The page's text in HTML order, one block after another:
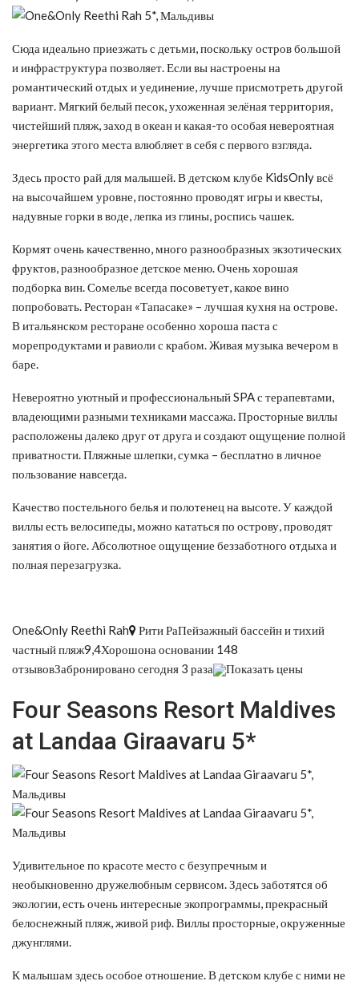
Сюда идеально приезжать с детьми, поскольку остров большой
и инфраструктура позволяет. Если вы настроены на
романтический отдых и уединение, лучше присмотреть другой
вариант. Мягкий белый песок, ухоженная зелёная территория,
чистейший пляж, заход в океан и какая-то особая невероятная
энергетика этого места влюбляет в себя с первого взгляда.
Здесь просто рай для малышей. В детском клубе KidsOnly всё
на высочайшем уровне, постоянно проводят игры и квесты,
надувные горки в воде, лепка из глины, роспись чашек.
Кормят очень качественно, много разнообразных экзотических
фруктов, разнообразное детское меню. Очень хорошая
подборка вин. Сомелье всегда посоветует, какое вино
попробовать. Ресторан «Тапасаке» – лучшая кухня на острове.
В итальянском ресторане особенно хороша паста с
морепродуктами и равиоли с крабом. Живая музыка вечером в
баре.
Невероятно уютный и профессиональный SPA с терапевтами,
владеющими разными техниками массажа. Просторные виллы
расположены далеко друг от друга и создают ощущение полной
приватности. Пляжные шлепки, сумка – бесплатно в личное
пользование навсегда.
Качество постельного белья и полотенец на высоте. У каждой
виллы есть велосипеды, можно кататься по острову, проводят
занятия о йоге. Абсолютное ощущение беззаботного отдыха и
полная перезагрузка.
One&Only Reethi Rah
Рити РаПейзажный бассейн и тихий
частный пляж9,4Хорошона основании 148
отзывовЗабронировано сегодня 3 раза
Показать цены
Four Seasons Resort Maldives
at Landaa Giraavaru 5*
Удивительное по красоте место с безупречным и
необыкновенно дружелюбным сервисом. Здесь заботятся об
экологии, есть очень интересные экопрограммы, прекрасный
белоснежный пляж, живой риф. Виллы просторные, окруженные
джунглями.
К малышам здесь особое отношение. В детском клубе с ними не